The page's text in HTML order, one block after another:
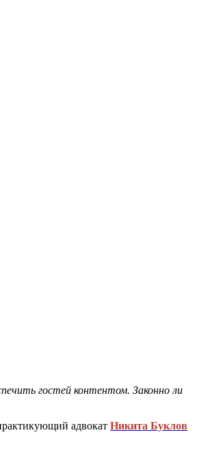
гостей контентом. Законно ли
адвокат Никита Буклов